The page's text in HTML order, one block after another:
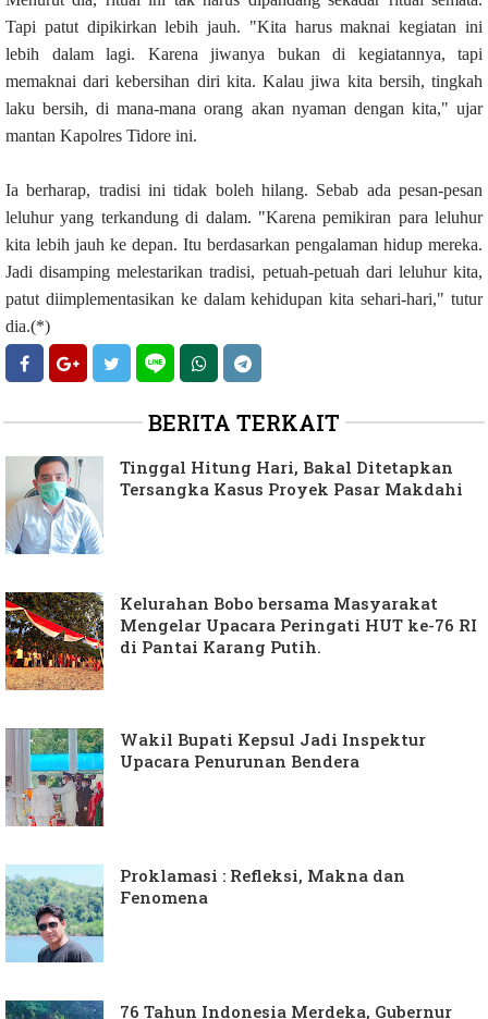
Tapi patut dipikirkan lebih jauh. "Kita harus maknai kegiatan ini
lebih dalam lagi. Karena jiwanya bukan di kegiatannya, tapi
memaknai dari kebersihan diri kita. Kalau jiwa kita bersih, tingkah
laku bersih, di mana-mana orang akan nyaman dengan kita," ujar
mantan Kapolres Tidore ini.
Ia berharap, tradisi ini tidak boleh hilang. Sebab ada pesan-pesan
leluhur yang terkandung di dalam. "Karena pemikiran para leluhur
kita lebih jauh ke depan. Itu berdasarkan pengalaman hidup mereka.
Jadi disamping melestarikan tradisi, petuah-petuah dari leluhur kita,
patut diimplementasikan ke dalam kehidupan kita sehari-hari," tutur
dia.(*)
BERITA TERKAIT
Tinggal Hitung Hari, Bakal Ditetapkan
Tersangka Kasus Proyek Pasar Makdahi
Kelurahan Bobo bersama Masyarakat
Mengelar Upacara Peringati HUT ke-76 RI
di Pantai Karang Putih.
Wakil Bupati Kepsul Jadi Inspektur
Upacara Penurunan Bendera
Proklamasi : Refleksi, Makna dan
Fenomena
76 Tahun Indonesia Merdeka, Gubernur